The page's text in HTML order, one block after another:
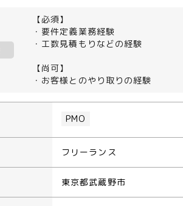
【必須】
・要件定義業務経験
・工数見積もりなどの経験
【尚可】
・お客様とのやり取りの経験
PMO
フリーランス
東京都武蔵野市